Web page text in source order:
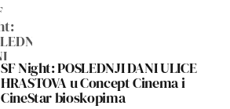
SF Night: POSLEDNJI DANI ULICE
HRASTOVA u Concept Cinema i
CineStar bioskopima